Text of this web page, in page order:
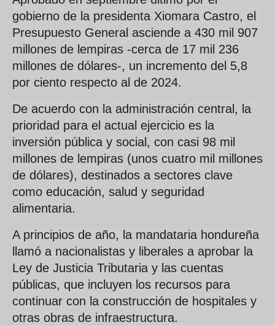
gobierno de la presidenta Xiomara Castro, el
Presupuesto General asciende a 430 mil 907
millones de lempiras -cerca de 17 mil 236
millones de dólares-, un incremento del 5,8
por ciento respecto al de 2024.
De acuerdo con la administración central, la
prioridad para el actual ejercicio es la
inversión pública y social, con casi 98 mil
millones de lempiras (unos cuatro mil millones
de dólares), destinados a sectores clave
como educación, salud y seguridad
alimentaria.
A principios de año, la mandataria hondureña
llamó a nacionalistas y liberales a aprobar la
Ley de Justicia Tributaria y las cuentas
públicas, que incluyen los recursos para
continuar con la construcción de hospitales y
otras obras de infraestructura.